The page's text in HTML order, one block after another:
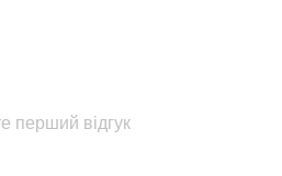
перший відгук